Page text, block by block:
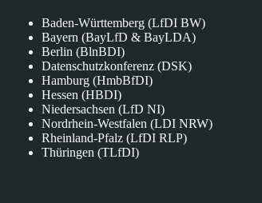
Baden-Württemberg (LfDI BW)
Bayern (BayLfD & BayLDA)
Berlin (BlnBDI)
Datenschutzkonferenz (DSK)
Hamburg (HmbBfDI)
Hessen (HBDI)
Niedersachsen (LfD NI)
Nordrhein-Westfalen (LDI NRW)
Rheinland-Pfalz (LfDI RLP)
Thüringen (TLfDI)